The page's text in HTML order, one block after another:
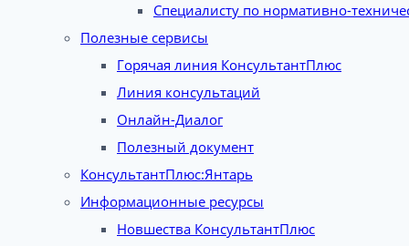
Специалисту по нормативно-
Полезные сервисы
Горячая линия КонсультантПлюс
Линия консультаций
Онлайн-Диалог
Полезный документ
КонсультантПлюс:Янтарь
Информационные ресурсы
Новшества КонсультантПлюс